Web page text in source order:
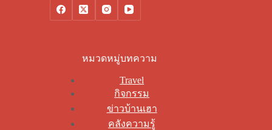
หมวดหมู่บทความ
Travel
กิจกรรม
ข่าวบ้านเฮา
คลังความรู้